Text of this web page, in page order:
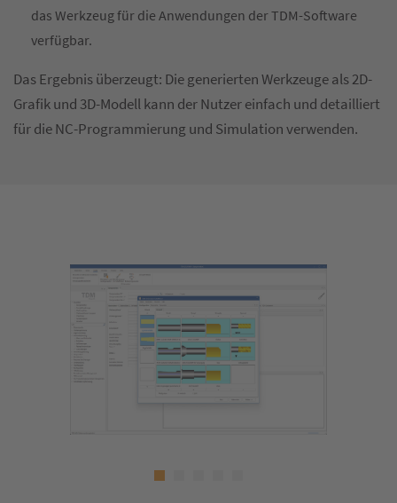
das Werkzeug für die Anwendungen der TDM-Software
verfügbar.
Das Ergebnis überzeugt: Die generierten Werkzeuge als 2D-
Grafik und 3D-Modell kann der Nutzer einfach und detailliert
für die NC-Programmierung und Simulation verwenden.